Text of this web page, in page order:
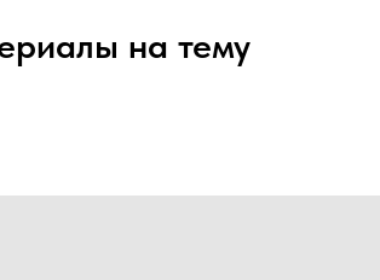
на тему